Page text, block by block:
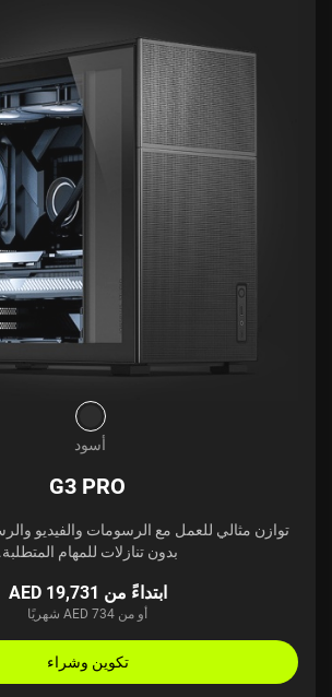
أسود
G3 PRO
توازن مثالي للعمل مع الرسومات والفيديو
بدون تنازلات للمهام المتطلبة.
ابتداءً من AED 19,731
أو من AED 734 شهريًا
تكوين وشراء